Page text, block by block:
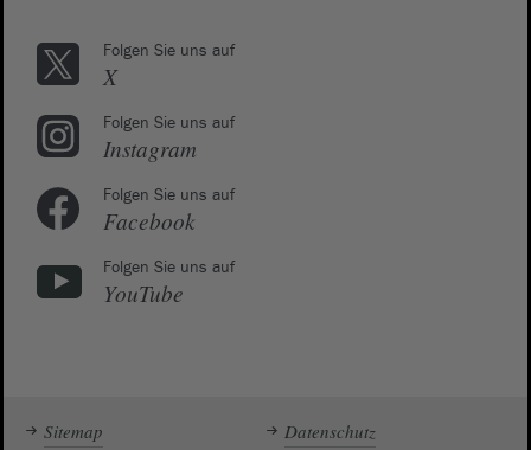
Folgen Sie uns auf
X
Folgen Sie uns auf
Instagram
Folgen Sie uns auf
Facebook
Folgen Sie uns auf
YouTube
Sitemap Datenschutz